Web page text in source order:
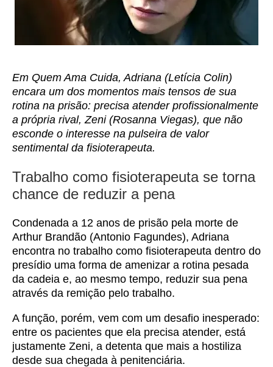
Em Quem Ama Cuida, Adriana (Letícia Colin)
encara um dos momentos mais tensos de sua
rotina na prisão: precisa atender profissionalmente
a própria rival, Zeni (Rosanna Viegas), que não
esconde o interesse na pulseira de valor
sentimental da fisioterapeuta.
Trabalho como fisioterapeuta se torna
chance de reduzir a pena
Condenada a 12 anos de prisão pela morte de
Arthur Brandão (Antonio Fagundes), Adriana
encontra no trabalho como fisioterapeuta dentro do
presídio uma forma de amenizar a rotina pesada
da cadeia e, ao mesmo tempo, reduzir sua pena
através da remição pelo trabalho.
A função, porém, vem com um desafio inesperado:
entre os pacientes que ela precisa atender, está
justamente Zeni, a detenta que mais a hostiliza
desde sua chegada à penitenciária.